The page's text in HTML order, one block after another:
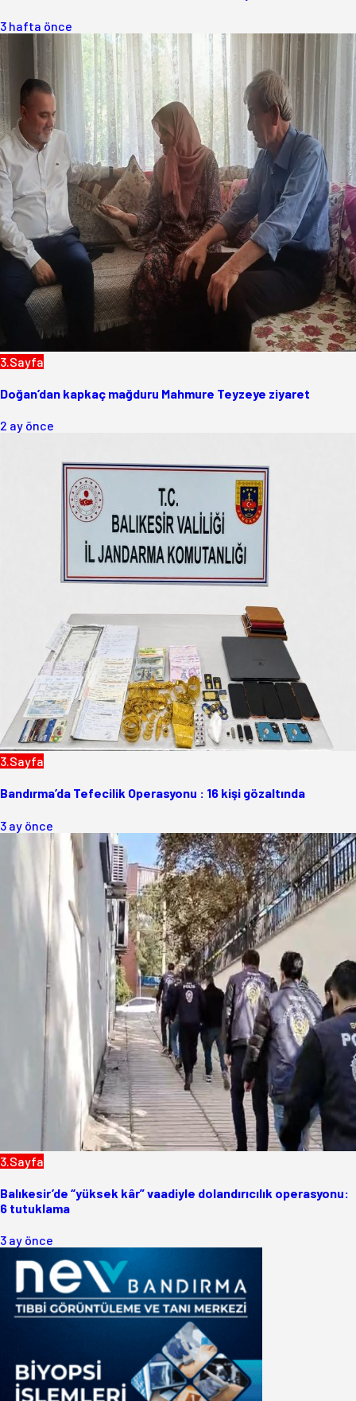
3 hafta önce
3.Sayfa
Doğan’dan kapkaç mağduru Mahmure Teyzeye ziyaret
2 ay önce
3.Sayfa
Bandırma’da Tefecilik Operasyonu : 16 kişi gözaltında
3 ay önce
3.Sayfa
Balıkesir’de “yüksek kâr” vaadiyle dolandırıcılık operasyonu:
6 tutuklama
3 ay önce